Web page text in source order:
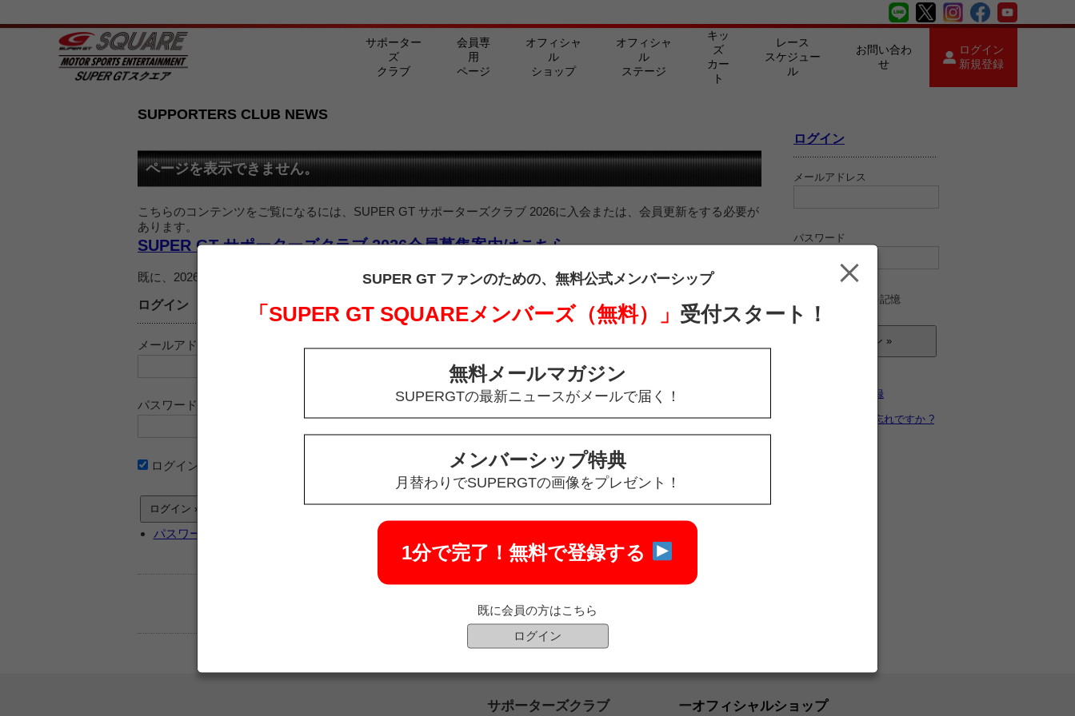
サポーター
ズ
クラブ
会員専
用
ページ
オフィシャ
ル
ショップ
オフィシャ
ル
ステージ
キッ
ズ
カー
ト
レース
スケジュー
ル
お問い合わ
せ
ログイン
新規登録
SUPPORTERS CLUB NEWS
ページを表示できません。
こちらのコンテンツをご覧になるには、SUPER GT サポーターズクラブ 2026に入会または、会員更新をする必要が
あります。
SUPER GT サポーターズクラブ 2026会員募集案内はこちら
既に、2026 SUPER GT サポーターズクラブ会員の方は、下記よりログインを行ってご覧ください。
ログイン
メールアドレス
パスワード
ログイン情報を記憶
パスワードをお忘れですか ?
ログイン
メールアドレス
パスワード
ログイン情報を記憶
新規ユーザー登録
パスワードをお忘れですか ?
サポーターズクラブ オフィシャルショップ
SUPER GT ファンのための、 無料公式メンバーシップ
「SUPER GT SQUAREメンバーズ（無料）」 受付スタート！
無料メールマガジン
SUPERGTの最新ニュースがメールで届く！
メンバーシップ特典
月替わりでSUPERGTの画像をプレゼント！
1分で完了！無料で登録する
既に会員の方はこちら
ログイン